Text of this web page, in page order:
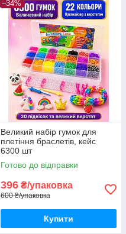
–34%
Великий набір гумок для
плетіння браслетів, кейс
6300 шт
Готово до відправки
396 ₴/упаковка
600 ₴/упаковка
Купити